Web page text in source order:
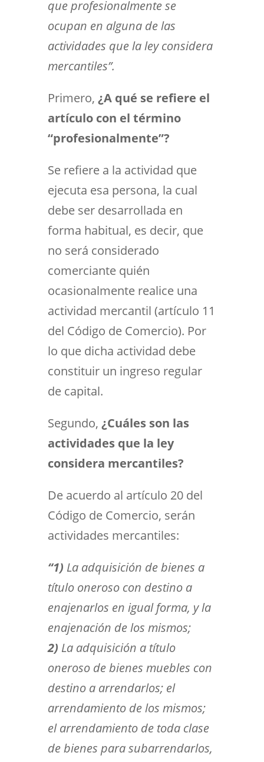
que profesionalmente se
ocupan en alguna de las
actividades que la ley considera
mercantiles”.
Primero, ¿A qué se refiere el
artículo con el término
“profesionalmente”?
Se refiere a la actividad que
ejecuta esa persona, la cual
debe ser desarrollada en
forma habitual, es decir, que
no será considerado
comerciante quién
ocasionalmente realice una
actividad mercantil (artículo 11
del Código de Comercio). Por
lo que dicha actividad debe
constituir un ingreso regular
de capital.
Segundo, ¿Cuáles son las
actividades que la ley
considera mercantiles?
De acuerdo al artículo 20 del
Código de Comercio, serán
actividades mercantiles:
“1) La adquisición de bienes a
título oneroso con destino a
enajenarlos en igual forma, y la
enajenación de los mismos;
2) La adquisición a título
oneroso de bienes muebles con
destino a arrendarlos; el
arrendamiento de los mismos;
el arrendamiento de toda clase
de bienes para subarrendarlos,